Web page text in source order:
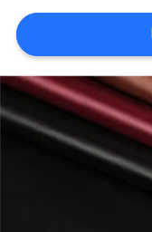
POLICY